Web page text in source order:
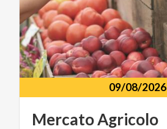
09/08/2026
MercatoAgricolo